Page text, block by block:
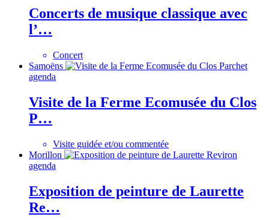
Concerts de musique classique avec
l’…
Concert
Samoëns
agenda
Visite de la Ferme Ecomusée du Clos
P…
Visite guidée et/ou commentée
Morillon
agenda
Exposition de peinture de Laurette
Re…